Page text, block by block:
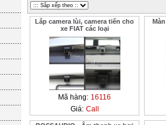
Lắp camera lùi, camera tiến cho
xe FIAT các loại
Mã hàng: 16116
Giá: Call